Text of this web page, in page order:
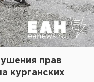
прав
курганских